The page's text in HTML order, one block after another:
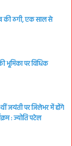
की ठगी, एक साल से
भूमिका पर विधिक
जयंती पर जिलेभर में होंगे
: ज्योति पटेल